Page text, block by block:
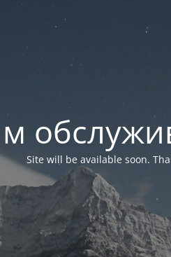
Site will be available soon.